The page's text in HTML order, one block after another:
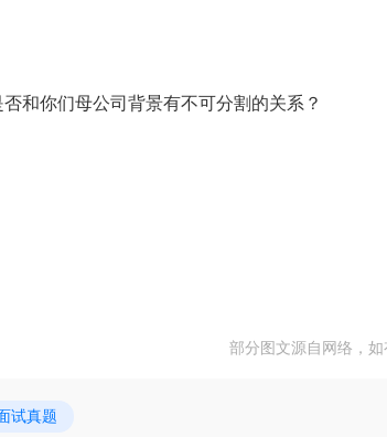
和你们母公司背景有不可分割的关系？
部分图文源自网络，
试真题